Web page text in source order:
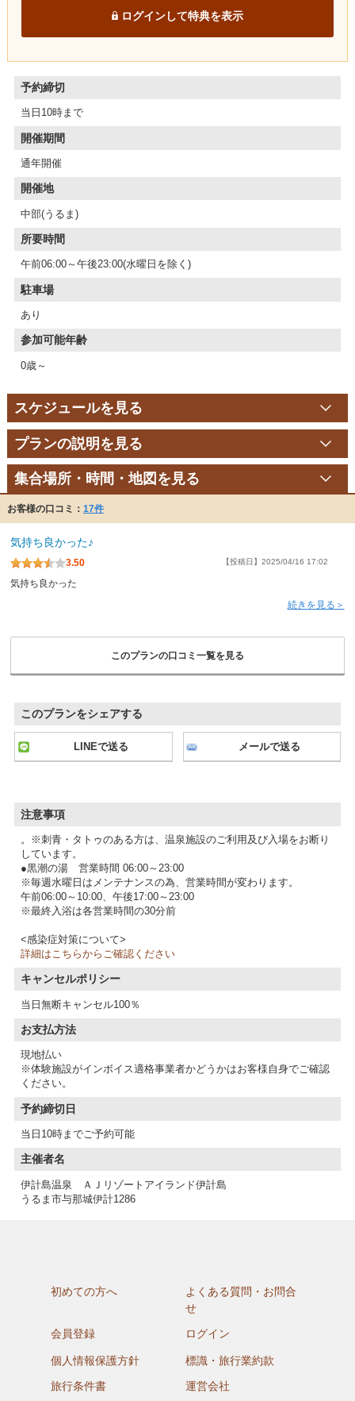
ログインして特典を表示
予約締切
当日10時まで
開催期間
通年開催
開催地
中部(うるま)
所要時間
午前06:00～午後23:00(水曜日を除く)
駐車場
あり
参加可能年齢
0歳～
スケジュールを見る
プランの説明を見る
集合場所・時間・地図を見る
お客様の口コミ： 17件
気持ち良かった♪
3.50 【投稿日】2025/04/16 17:02
気持ち良かった
続きを見る＞
このプランの口コミ一覧を見る
このプランをシェアする
LINEで送る メールで送る
注意事項
。※刺青・タトゥのある方は、温泉施設のご利用及び入場をお断り
しています。
●黒潮の湯 営業時間 06:00～23:00
※毎週水曜日はメンテナンスの為、営業時間が変わります。
午前06:00～10:00、午後17:00～23:00
※最終入浴は各営業時間の30分前
<感染症対策について>
詳細はこちらからご確認ください
キャンセルポリシー
当日無断キャンセル100％
お支払方法
現地払い
※体験施設がインボイス適格事業者かどうかはお客様自身でご確認
予約締切日
当日10時までご予約可能
主催者名
伊計島温泉 ＡＪリゾートアイランド伊計島
うるま市与那城伊計1286
初めての方へ
よくある質問・お問合
せ
会員登録
ログイン
個人情報保護方針
標識・旅行業約款
旅行条件書
運営会社